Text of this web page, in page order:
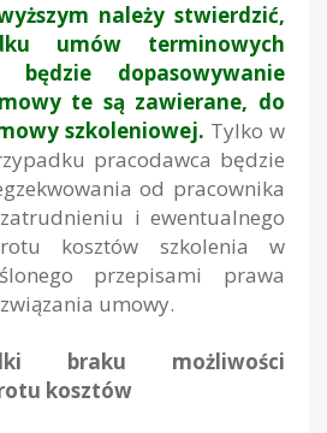
należy stwierdzić,
umów terminowych
będzie dopasowywanie
te są zawierane, do
szkoleniowej. Tylko w
pracodawca będzie
od pracownika
i ewentualnego
kosztów szkolenia w
przepisami prawa
umowy.
braku możliwości
kosztów